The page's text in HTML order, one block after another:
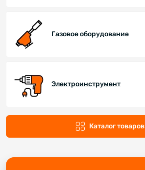
Газовое оборудование
Электроинструмент
Каталог товаров